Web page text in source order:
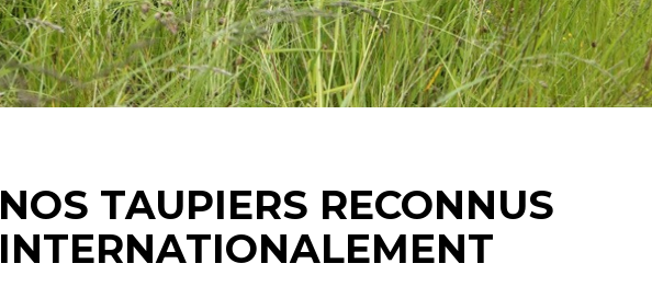
NOS TAUPIERS RECONNUS
INTERNATIONALEMENT